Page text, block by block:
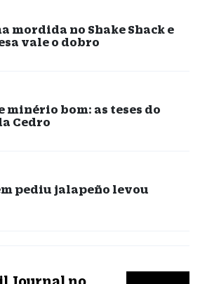
mordida no Shake Shack e
vale o dobro
bom: as teses do
Cedro
pediu jalapeño levou
Journal no